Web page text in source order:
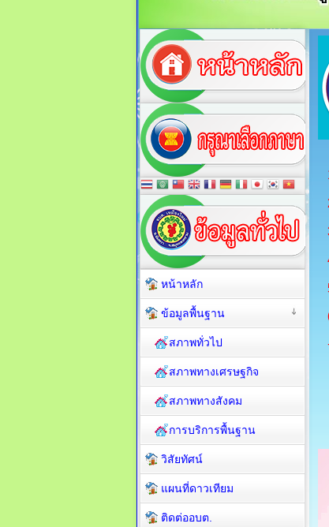
หน้าหลัก
ข้อมูลพื้นฐาน
สภาพทั่วไป
สภาพทางเศรษฐกิจ
สภาพทางสังคม
การบริการพื้นฐาน
วิสัยทัศน์
แผนที่ดาวเทียม
ติดต่ออบต.